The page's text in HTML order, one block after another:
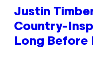
Justin
Country-
Long Before